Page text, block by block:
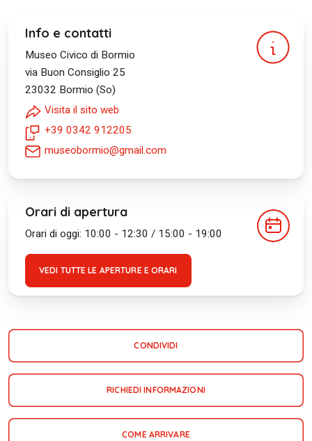
Info e contatti
Museo Civico di Bormio
via Buon Consiglio 25
23032 Bormio (So)
Visita il sito web
+39 0342 912205
museobormio@gmail.com
Orari di apertura
Orari di oggi: 10:00 - 12:30 / 15:00 - 19:00
VEDI TUTTE LE APERTURE E ORARI
CONDIVIDI
RICHIEDI INFORMAZIONI
COME ARRIVARE